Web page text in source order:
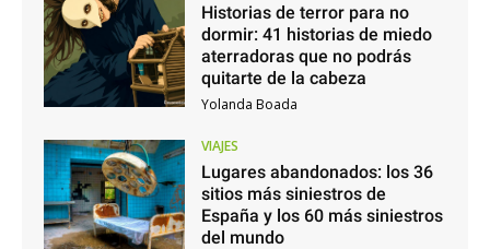
Historias de terror para no
dormir: 41 historias de miedo
aterradoras que no podrás
quitarte de la cabeza
Yolanda Boada
VIAJES
Lugares abandonados: los 36
sitios más siniestros de
España y los 60 más siniestros
del mundo